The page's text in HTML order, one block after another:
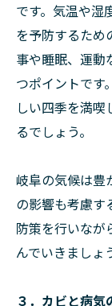
です。気温や湿
を予防するため
事や睡眠、運動
つポイントです
しい四季を満
るでしょう。
岐阜の気候は豊
の影響も考慮す
防策を行いなが
んでいきましょ
３．カビと病